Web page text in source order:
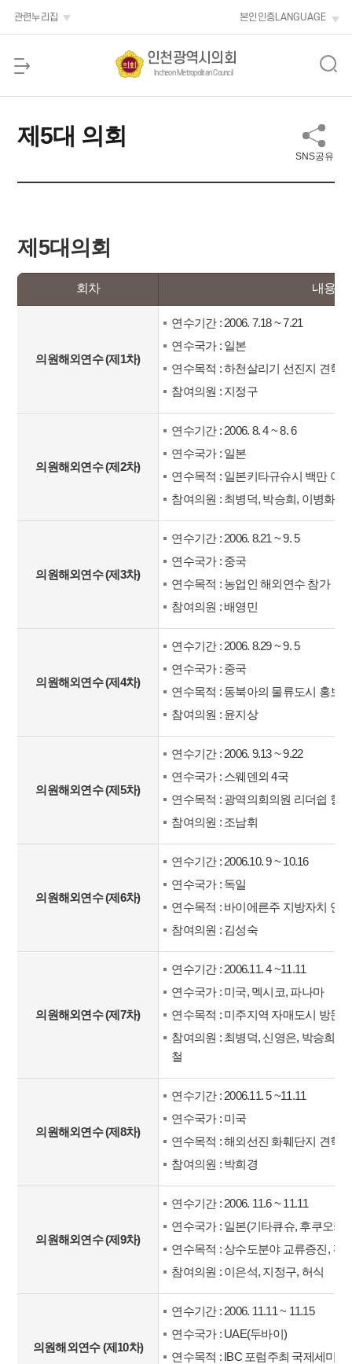
관련누리집 본인인증LANGUAGE
인천광역시의회
Incheon Metropolitan Council
제5대 의회
SNS공유
제5대의회
회차 내용
의원해외연수 (제1차)
연수기간 : 2006. 7.18 ~ 7.21
연수국가 : 일본
연수목적 : 하천살리기 선진지 견학
참여의원 : 지정구
의원해외연수 (제2차)
연수기간 : 2006. 8. 4 ~ 8. 6
연수국가 : 일본
연수목적 : 일본키타규슈시 백만 여
참여의원 : 최병덕, 박승희, 이병화
의원해외연수 (제3차)
연수기간 : 2006. 8.21 ~ 9. 5
연수국가 : 중국
연수목적 : 농업인 해외연수 참가
참여의원 : 배영민
의원해외연수 (제4차)
연수기간 : 2006. 8.29 ~ 9. 5
연수국가 : 중국
연수목적 : 동북아의 물류도시 홍보
참여의원 : 윤지상
의원해외연수 (제5차)
연수기간 : 2006. 9.13 ~ 9.22
연수국가 : 스웨덴외 4국
연수목적 : 광역의회의원 리더쉽 향
참여의원 : 조남휘
의원해외연수 (제6차)
연수기간 : 2006.10. 9 ~ 10.16
연수국가 : 독일
연수목적 : 바이에른주 지방자치 연수
참여의원 : 김성숙
의원해외연수 (제7차)
연수기간 : 2006.11. 4 ~11.11
연수국가 : 미국, 멕시코, 파나마
연수목적 : 미주지역 자매도시 방문
참여의원 : 최병덕, 신영은, 박승희,
철
의원해외연수 (제8차)
연수기간 : 2006.11. 5 ~11.11
연수국가 : 미국
연수목적 : 해외선진 화훼단지 견학
참여의원 : 박희경
의원해외연수 (제9차)
연수기간 : 2006. 11.6 ~ 11.11
연수국가 : 일본(기타큐슈, 후쿠오카)
연수목적 : 상수도분야 교류증진, 견
참여의원 : 이은석, 지정구, 허식
의원해외연수 (제10차)
연수기간 : 2006. 11.11 ~ 11.15
연수국가 : UAE(두바이)
연수목적 : IBC 포럼주최 국제세미나